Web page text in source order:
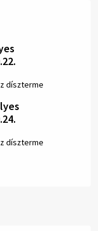
díszterme
díszterme